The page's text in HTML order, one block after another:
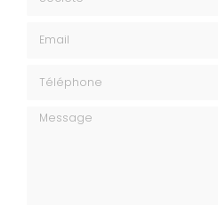
Message